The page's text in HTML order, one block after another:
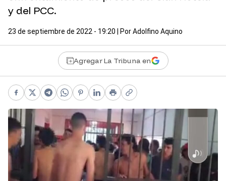
y del PCC.
23 de septiembre de 2022 - 19:20 | PorAdolfino Aquino
Agregar La Tribuna en
Facebook
X Telegram
WhatsApp
Pinterest
LinkedIn
PrintCopy link